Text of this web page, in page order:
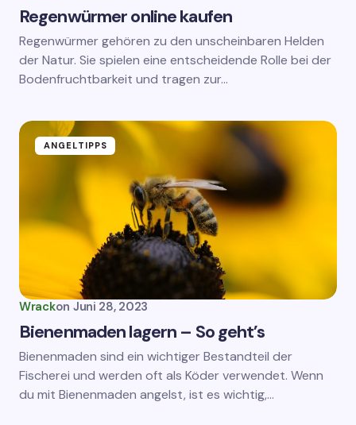
Regenwürmer online kaufen
Regenwürmer gehören zu den unscheinbaren Helden
der Natur. Sie spielen eine entscheidende Rolle bei der
Bodenfruchtbarkeit und tragen zur…
ANGELTIPPS
Wrackon Juni 28, 2023
Bienenmaden lagern – So geht’s
Bienenmaden sind ein wichtiger Bestandteil der
Fischerei und werden oft als Köder verwendet. Wenn
du mit Bienenmaden angelst, ist es wichtig,…